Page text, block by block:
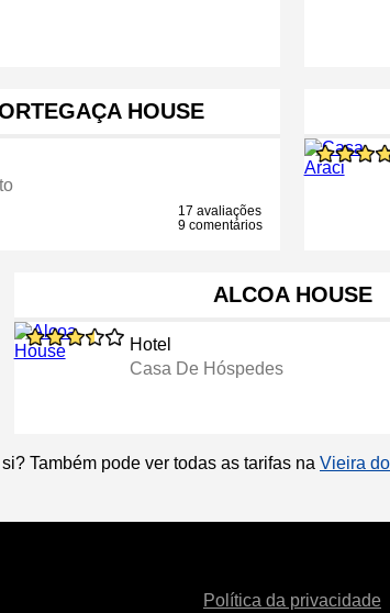
HOUSE
17 avaliações
9 comentários
ALCOA HOUSE
Hotel
Casa De Hóspedes
Também pode ver todas as tarifas na Vieira
Política da privacidade